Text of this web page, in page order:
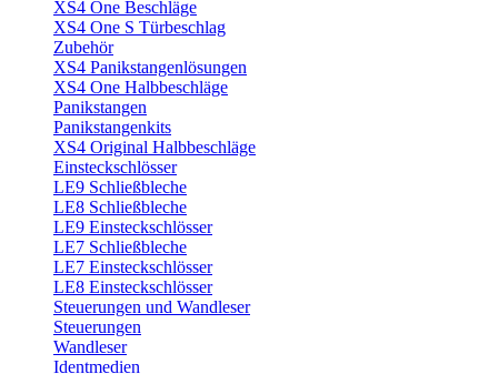
XS4 One Beschläge
XS4 One S Türbeschlag
Zubehör
XS4 Panikstangenlösungen
XS4 One Halbbeschläge
Panikstangen
Panikstangenkits
XS4 Original Halbbeschläge
Einsteckschlösser
LE9 Schließbleche
LE8 Schließbleche
LE9 Einsteckschlösser
LE7 Schließbleche
LE7 Einsteckschlösser
LE8 Einsteckschlösser
Steuerungen und Wandleser
Steuerungen
Wandleser
Identmedien